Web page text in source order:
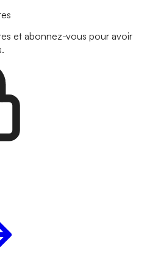
et abonnez-vous pour avoir